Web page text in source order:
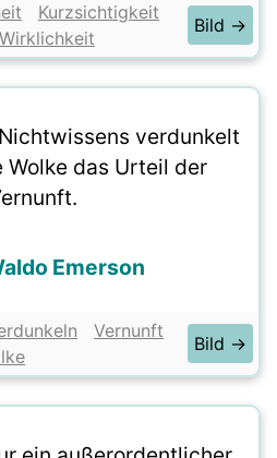
Kurzsichtigkeit
Wirklichkeit
Bild →
verdunkelt
das Urteil der
Emerson
Vernunft
Bild →